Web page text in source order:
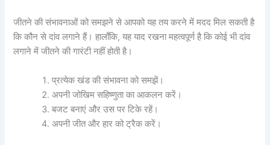
जीतने की संभावनाओं को समझने से आपको यह तय करने में मदद मिल सकती है
कि कौन से दांव लगाने हैं। हालाँकि, यह याद रखना महत्वपूर्ण है कि कोई भी दांव
लगाने में जीतने की गारंटी नहीं होती है।
प्रत्येक खंड की संभावना को समझें।
अपनी जोखिम सहिष्णुता का आकलन करें।
बजट बनाएं और उस पर टिके रहें।
अपनी जीत और हार को ट्रैक करें।